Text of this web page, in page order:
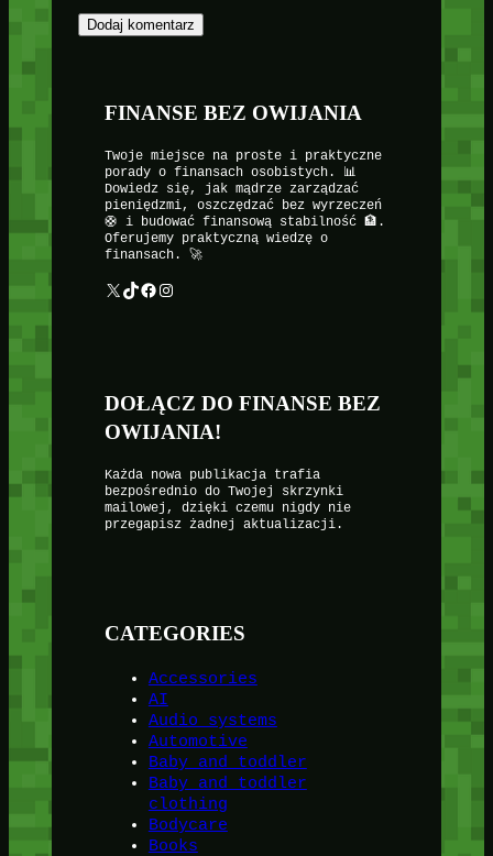
FINANSE BEZ OWIJANIA
Twoje miejsce na proste i praktyczne
porady o finansach osobistych. 📊
Dowiedz się, jak mądrze zarządzać
pieniędzmi, oszczędzać bez wyrzeczeń
🛟 i budować finansową stabilność 🏦.
Oferujemy praktyczną wiedzę o
finansach. 🚀
X TikTok Facebook Instagram
DOŁĄCZ DO FINANSE BEZ
OWIJANIA!
Każda nowa publikacja trafia
bezpośrednio do Twojej skrzynki
mailowej, dzięki czemu nigdy nie
przegapisz żadnej aktualizacji.
CATEGORIES
Accessories
AI
Audio systems
Automotive
Baby and toddler
Baby and toddler
clothing
Bodycare
Books